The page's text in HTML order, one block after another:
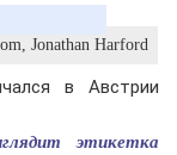
Jonathan Harford
в Австрии
этикетка